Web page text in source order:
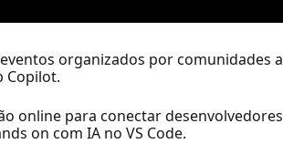
organizados por
Copilot.
online para conectar
on com IA no VS Code.